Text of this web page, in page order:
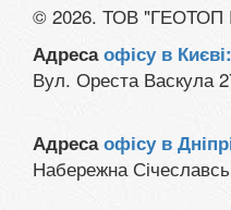
© 2026. ТОВ "ГЕОТОП
Адресаофісу в Києві:
Вул. Ореста Васкула
Адресаофісу в
Набережна